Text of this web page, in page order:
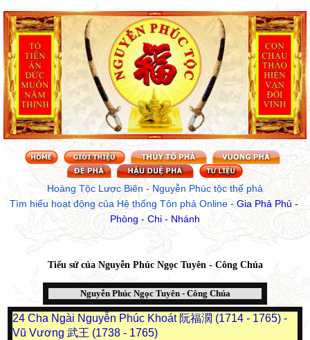
Hoàng Tộc Lược Biên - Nguyễn Phúc tộc thế phả
Tìm hiểu hoạt động của Hệ thống Tôn phả Online - Gia Phả Phủ -
Phòng - Chi - Nhánh
Tiểu sử của Nguyễn Phúc Ngọc Tuyên - Công Chúa
Nguyễn Phúc Ngọc Tuyên - Công Chúa
24 Cha Ngài Nguyễn Phúc Khoát 阮福濶 (1714 - 1765) -
Vũ Vương 武王 (1738 - 1765)